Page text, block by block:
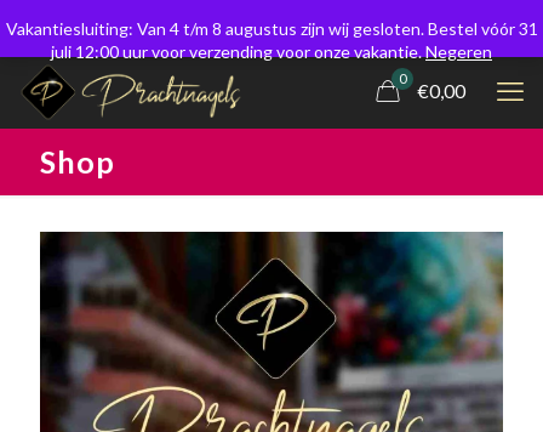
0
€0,00
Shop
Vakantiesluiting: Van 4 t/m 8 augustus zijn wij gesloten. Bestel vóór 31
juli 12:00 uur voor verzending voor onze vakantie.Negeren